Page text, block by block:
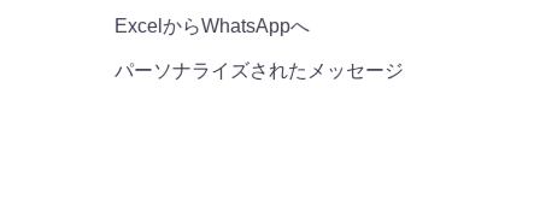
ExcelからWhatsAppへ
パーソナライズされたメッセージ